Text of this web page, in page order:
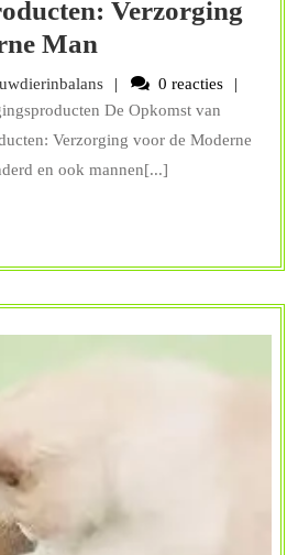
Verzorging
Man
Belang
van
Mannen
de
Moderne
Man
uwdierinbalansuwdierinbalans
0 reacties
De Opkomst van
Verzorging voor de Moderne
en ook mannen[...]